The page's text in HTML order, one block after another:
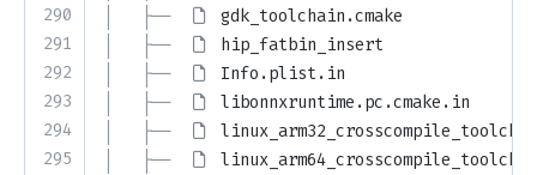
290
291
292
293
294
295
│   ├──
gdk_toolchain.cmake
│   ├──
hip_fatbin_insert
│   ├──
Info.plist.in
│   ├──
libonnxruntime.pc.cmake.in
│   ├──
│   ├──